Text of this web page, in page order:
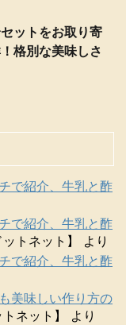
ットをお取り寄
格別な美味しさ
で紹介、牛乳と酢
で紹介、牛乳と酢
トネット】
より
で紹介、牛乳と酢
美味しい作り方の
ネット】
より